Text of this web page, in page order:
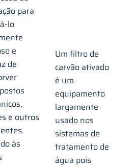
para
lo
e
de
e outros
às
Um filtro de
carvão ativado
é um
equipamento
largamente
usado nos
sistemas de
tratamento de
água pois